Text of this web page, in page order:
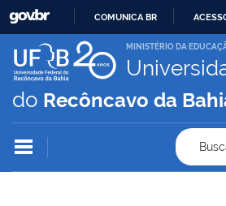
IR
PARA
COMUNICA BR
MINISTÉRIO DA
do Recôncavo da